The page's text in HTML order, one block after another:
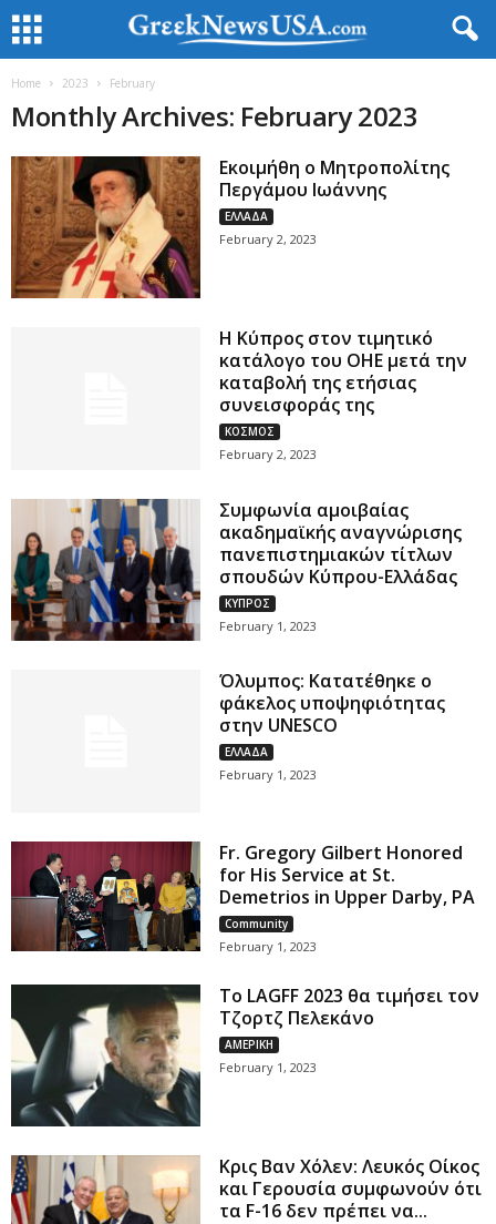
Home 2023 February
Monthly Archives: February 2023
Εκοιμήθη ο Μητροπολίτης
Περγάμου Ιωάννης
ΕΛΛΑΔΑ
February 2, 2023
Η Κύπρος στον τιμητικό
κατάλογο του ΟΗΕ μετά την
καταβολή της ετήσιας
συνεισφοράς της
ΚΟΣΜΟΣ
February 2, 2023
Συμφωνία αμοιβαίας
ακαδημαϊκής αναγνώρισης
πανεπιστημιακών τίτλων
σπουδών Κύπρου-Ελλάδας
ΚΥΠΡΟΣ
February 1, 2023
Όλυμπος: Κατατέθηκε ο
φάκελος υποψηφιότητας
στην UNESCO
ΕΛΛΑΔΑ
February 1, 2023
Fr. Gregory Gilbert Honored
for His Service at St.
Demetrios in Upper Darby, PA
Community
February 1, 2023
Το LAGFF 2023 θα τιμήσει τον
Τζορτζ Πελεκάνο
ΑΜΕΡΙΚΗ
February 1, 2023
Κρις Βαν Χόλεν: Λευκός Οίκος
και Γερουσία συμφωνούν ότι
τα F-16 δεν πρέπει να...